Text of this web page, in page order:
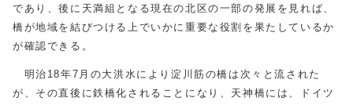
であり、後に天満組となる現在の北区の一部の発展を見れば、
橋が地域を結びつける上でいかに重要な役割を果たしているか
が確認できる。
明治18年7月の大洪水により淀川筋の橋は次々と流された
が、その直後に鉄橋化されることになり、天神橋には、ドイツ